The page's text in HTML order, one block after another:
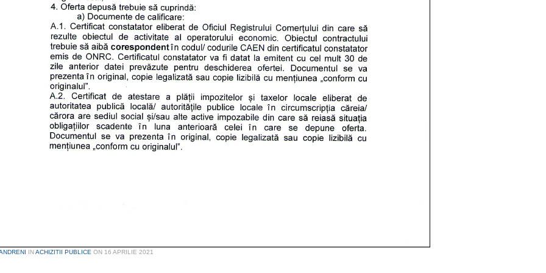
INACHIZITII PUBLICE ON 16 APRILIE 2021